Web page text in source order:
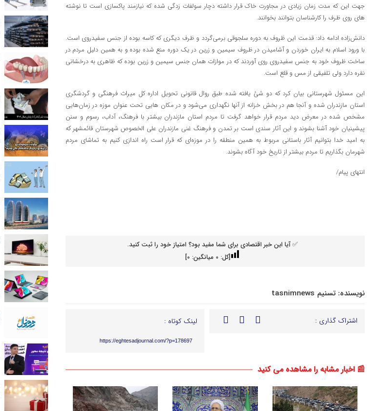
جهت این که مدت زمان زیادی در مجاورت خاک قرار داشته دچار سولفات زدگی شده که نیازمند پاکسازی است تا نوشته
های روی ظرف را کارشناسان بتوانند بخوانند.
دانش‌زاده ادامه داد: قدمت این ظروف به دوره سلجوقی برمی‌گردد و ظرف دیگری که کاسه بوده از جنس سفیدروی است.
با ورود اسلام به ایران خوردن و آشامیدن در ظروف سیمین و زرین در یک دوره منع شده بوده و به همین دلیل مردم در
ساخت ظروف خود به جنس سفیدروی روی آوردند که در موازات همان جنس سیمین و زرین بوده که ظاهری به درخشانی
نقره دارد ولی تلفیقی از مس و قلع است.
این مسئول شهرستانی بیان کرد که دو شئ یافته شده طبق روال قانونی تحویل اداره کل میراث فرهنگی و گردشگری
استان مازندران شده و آنجا هم در بخش خزانه از آنها نگهداری می‌شود و در مکان هایی تحت عنوان موزه در زمان‌هایی
مشخص شده در معرض دید مردم قرار خواهد گرفت تا مردم استان مازندران بیشتر با فرهنگ، آداب، رسوم و سنن
پیشینیان خود آشنا بشوند و این آثار سندی است بر تمدن و فرهنگ غنی مازندران علی الخصوص شهرستان قائمشهر که
به امید خدا بتوانیم آثار باستانی مربوط به همین منطقه را در موزه‌ای که قرار است راه اندازی کنیم به تماشای مردم
شهرمان بگذاریم تا مردم بیشتر از تاریخ خود آگاه بشوند.
انتهای پیام/
✅ آیا این خبر اقتصادی برای شما مفید بود؟ امتیاز خود را ثبت کنید.
[کل: 0 میانگین: 0
]
نویسنده: تسنیم tasnimnews
اشتراک گذاری : لینک کوتاه :
https://eghtesadjournal.com/?p=178697
📰 اخبار مشابه را مشاهده می کنید